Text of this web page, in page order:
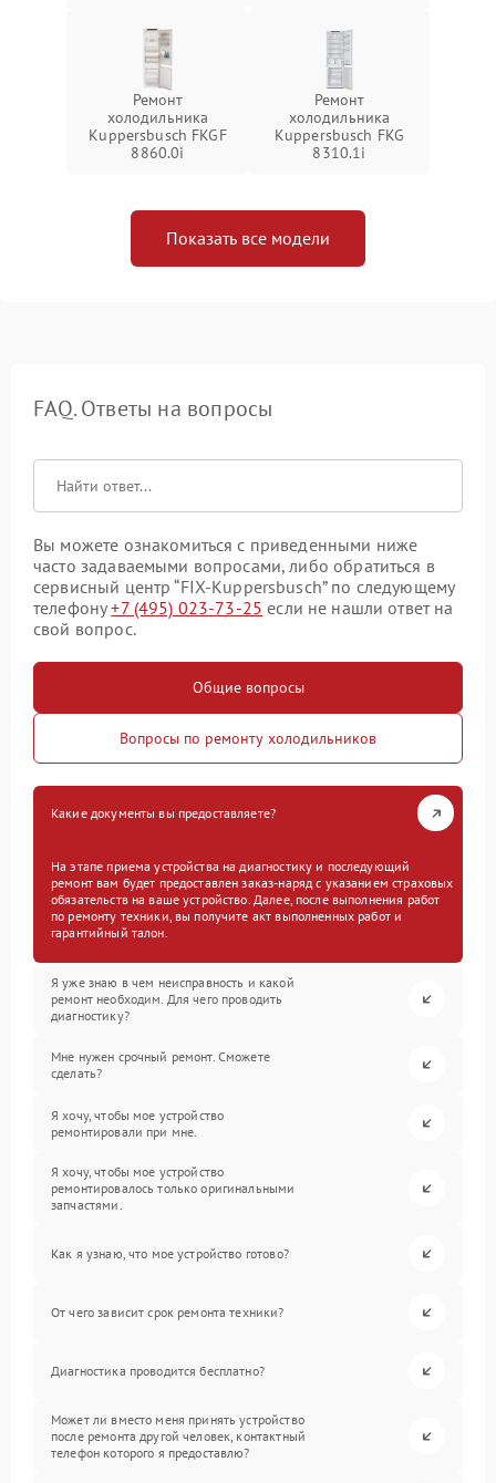
Ремонт
холодильника
Kuppersbusch FKGF
8860.0i
Ремонт
холодильника
Kuppersbusch FKG
8310.1i
Показать все модели
FAQ. Ответы на вопросы
Вы можете ознакомиться с приведенными ниже
часто задаваемыми вопросами, либо обратиться в
сервисный центр “FIX-Kuppersbusch” по следующему
телефону+7 (495) 023-73-25 если не нашли ответ на
свой вопрос.
Общие вопросы
Вопросы по ремонту холодильников
Какие документы вы предоставляете?
На этапе приема устройства на диагностику и последующий
ремонт вам будет предоставлен заказ-наряд с указанием страховых
обязательств на ваше устройство. Далее, после выполнения работ
по ремонту техники, вы получите акт выполненных работ и
гарантийный талон.
Я уже знаю в чем неисправность и какой
ремонт необходим. Для чего проводить
диагностику?
Мне нужен срочный ремонт. Сможете
сделать?
Я хочу, чтобы мое устройство
ремонтировали при мне.
Я хочу, чтобы мое устройство
ремонтировалось только оригинальными
запчастями.
Как я узнаю, что мое устройство готово?
От чего зависит срок ремонта техники?
Диагностика проводится бесплатно?
Может ли вместо меня принять устройство
после ремонта другой человек, контактный
телефон которого я предоставлю?